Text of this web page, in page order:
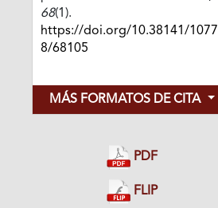
68(1).
https://doi.org/10.38141/1077
8/68105
MÁS FORMATOS DE CITA
PDF
FLIP